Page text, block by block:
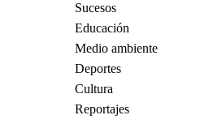
Sucesos
Educación
Medio ambiente
Deportes
Cultura
Reportajes